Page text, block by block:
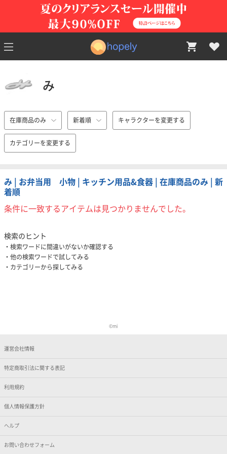
み
在庫商品のみ 新着順 キャラクターを変更する
カテゴリーを変更する
み | お弁当用 小物 | キッチン用品&食器 | 在庫商品のみ | 新
着順
条件に一致するアイテムは見つかりませんでした。
検索のヒント
検索ワードに間違いがないか確認する
他の検索ワードで試してみる
カテゴリーから探してみる
©️mi
運営会社情報
特定商取引法に関する表記
利用規約
個人情報保護方針
ヘルプ
お問い合わせフォーム